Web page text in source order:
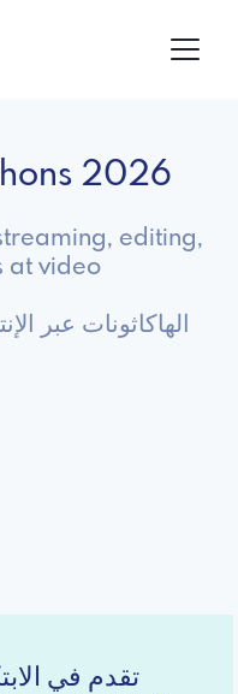
2026
editing,
at video
تقدم في